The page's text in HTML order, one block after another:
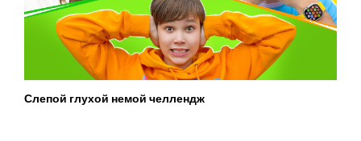
Слепой глухой немой челлендж